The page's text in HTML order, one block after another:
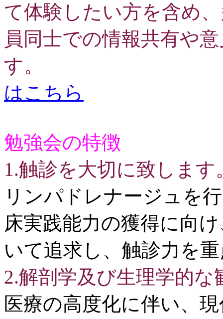
て体験したい方を含め
員同士での情報共有や
す
はこちら
勉強会の特徴
1.触診を大切に致します
リンパドレナージュを
床実践能力の獲得に向
いて追求し、触診力を
2.解剖学及び生理学的
医療の高度化に伴い、